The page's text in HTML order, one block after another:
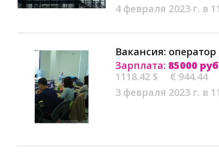
4 февраля 2023 г. в
Вакансия: оператор
Зарплата: 85000
1118.42 $
€ 944.44
3 февраля 2023 г. в